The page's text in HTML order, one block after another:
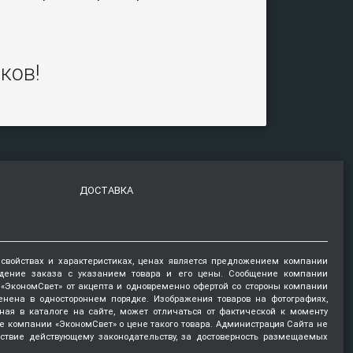
ДОСТАВКА
и характеристиках, ценах является предложением компании
заказа с указанием товара и его цены. Сообщение компании
от акцепта и одновременно офертой со стороны компании
в одностороннем порядке. Изображения товаров на фотографиях,
в каталоге на сайте, может отличаться от фактической к моменту
«ЭкономСвет» о цене такого товара. Администрация Сайта не
действующему законодательству, за достоверность размещаемых